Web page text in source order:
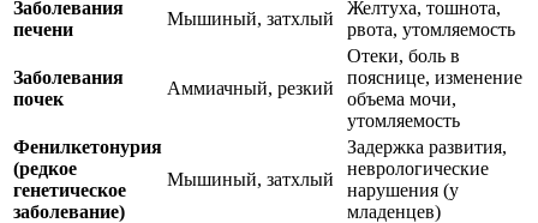
Заболевания
печени
Мышиный, затхлый
Желтуха, тошнота,
рвота, утомляемость
Заболевания
почек
Аммиачный, резкий
Отеки, боль в
пояснице, изменение
объема мочи,
утомляемость
Фенилкетонурия
(редкое
генетическое
заболевание)
Мышиный, затхлый
Задержка развития,
неврологические
нарушения (у
младенцев)